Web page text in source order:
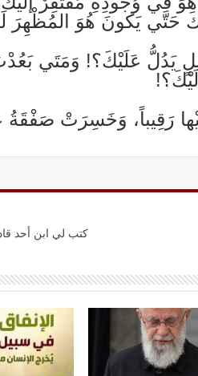
حَتَّي‌ يَكونَ هُوَ المُظْهِرَ
يَدُلُّ عَلَيْكَ؟! وَمَتَي‌
رَقِيباً، وَخَسِرَتْ صَفْقَةُ
کتب لي ابن أحد